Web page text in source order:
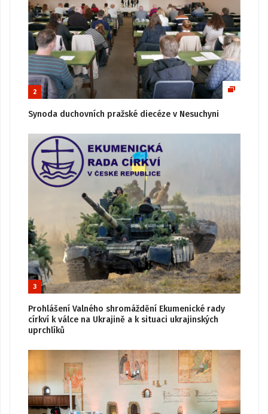
2
Synoda duchovních pražské diecéze v Nesuchyni
3
Prohlášení Valného shromáždění Ekumenické rady
církví k válce na Ukrajině a k situaci ukrajinských
uprchlíků